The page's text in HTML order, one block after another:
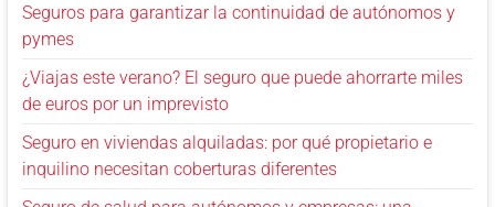
Seguros para garantizar la continuidad de autónomos y
pymes
¿Viajas este verano? El seguro que puede ahorrarte miles
de euros por un imprevisto
Seguro en viviendas alquiladas: por qué propietario e
inquilino necesitan coberturas diferentes